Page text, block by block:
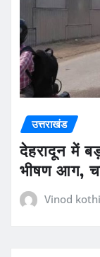
उत्तराखंड
देहरादून में
भीषण आग,
Vinod